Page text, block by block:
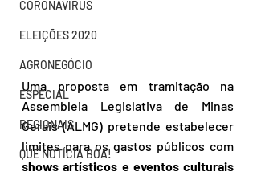
CORONAVÍRUS
ELEIÇÕES 2020
AGRONEGÓCIO
ESPECIAL
REGIONAIS
QUE NOTÍCIA BOA!
Uma proposta em tramitação na
Assembleia Legislativa de Minas
Gerais (ALMG) pretende estabelecer
shows artísticos e eventos culturais